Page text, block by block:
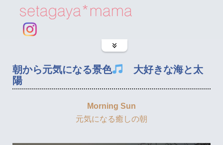
朝から元気になる景色
大好きな海と太
陽
Morning Sun
元気になる癒しの朝